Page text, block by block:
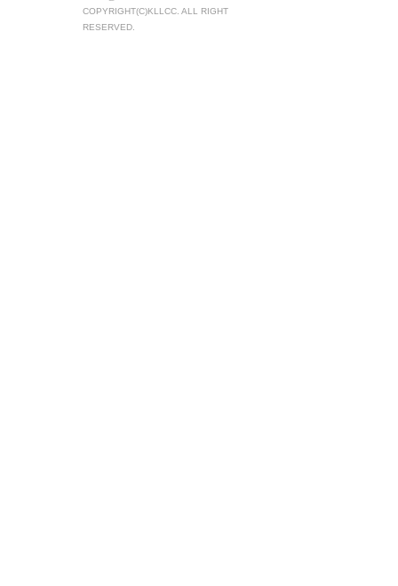
COPYRIGHT(C)KLLCC. ALL RIGHT
RESERVED.